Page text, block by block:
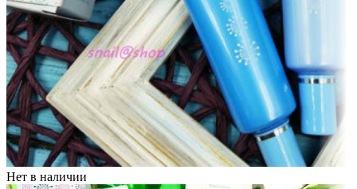
Нет в наличии